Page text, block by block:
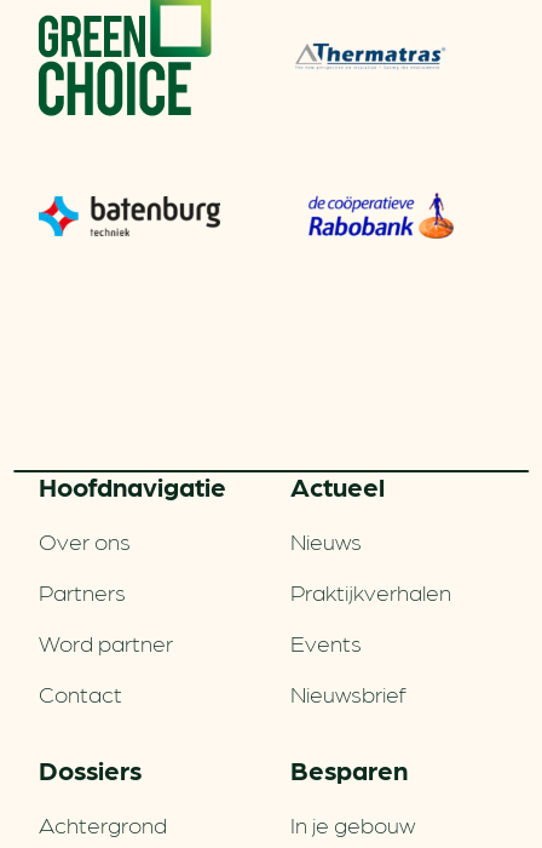
Hoofd­navigatie
Over ons
Partners
Word partner
Contact
Actueel
Nieuws
Praktijkverhalen
Events
Nieuwsbrief
Dossiers
Achtergrond
Besparen
In je gebouw